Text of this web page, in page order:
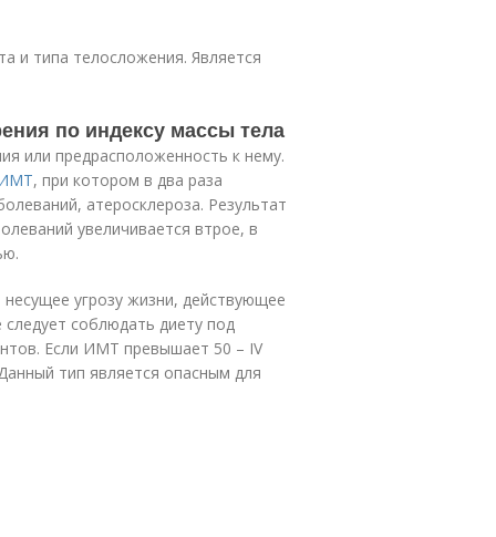
и типа телосложения. Является
по индексу массы тела
или предрасположенность к нему.
, при котором в два раза
атеросклероза. Результат
увеличивается втрое, в
угрозу жизни, действующее
соблюдать диету под
Если ИМТ превышает 50 – IV
тип является опасным для